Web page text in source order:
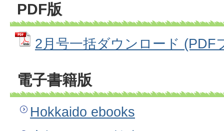
PDF版
2月号一括ダウンロード (PDF
電子書籍版
Hokkaido ebooks